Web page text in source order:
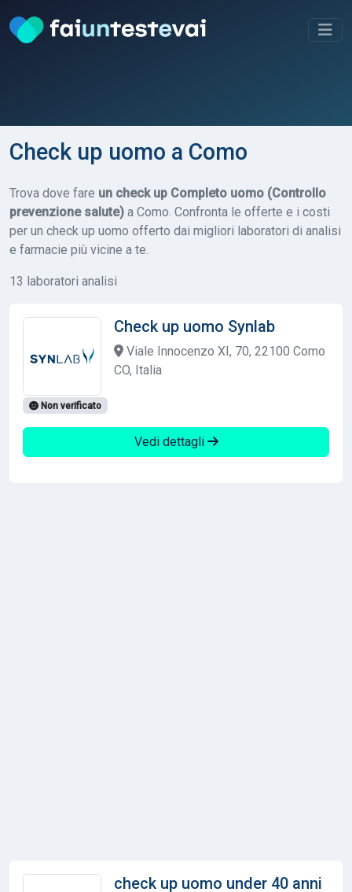
Check up uomo a Como
Trova dove fare un check up Completo uomo (Controllo
prevenzione salute) a Como. Confronta le offerte e i costi
per un check up uomo offerto dai migliori laboratori di analisi
e farmacie più vicine a te.
13 laboratori analisi
Check up uomo Synlab
Viale Innocenzo XI, 70, 22100 Como
CO, Italia
Non verificato
Vedi dettagli
check up uomo under 40 anni